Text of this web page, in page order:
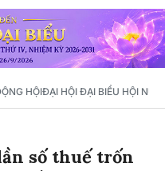
HỘIĐẠI HỘI ĐẠI BIỂU HỘI NỮ
số thuế trốn